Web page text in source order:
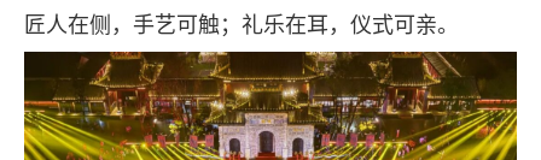
匠人在侧，手艺可触；礼乐在耳，仪式可亲。